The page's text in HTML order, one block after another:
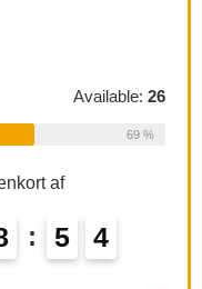
Available: 26
69 %
af
5 3